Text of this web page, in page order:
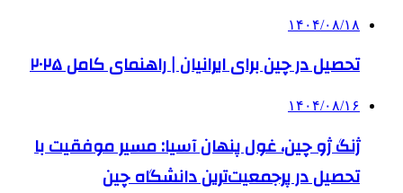
۱۴۰۴/۰۸/۱۸
تحصیل در چین برای ایرانیان | راهنمای کامل ۲۰۲۵
۱۴۰۴/۰۸/۱۶
ژنگ ژو چین، غول پنهان آسیا: مسیر موفقیت با
تحصیل در پرجمعیت‌ترین دانشگاه چین